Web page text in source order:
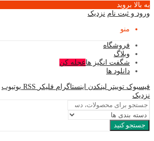
به بالا بروید
ورود و ثبت نام نزدیک
منو
فروشگاه
وبلاگ
شگفت انگیز هاعجله کن
دانلود ها
فیسبوک توییتر لینکدن اینستاگرام فلیکر RSS یوتیوب
نزدیک
جستجو کنید